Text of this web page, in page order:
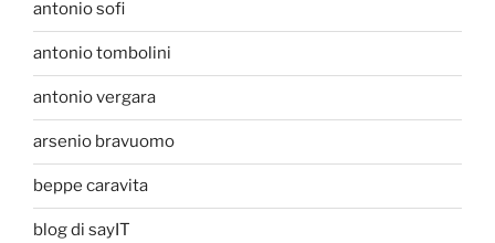
antonio sofi
antonio tombolini
antonio vergara
arsenio bravuomo
beppe caravita
blog di sayIT